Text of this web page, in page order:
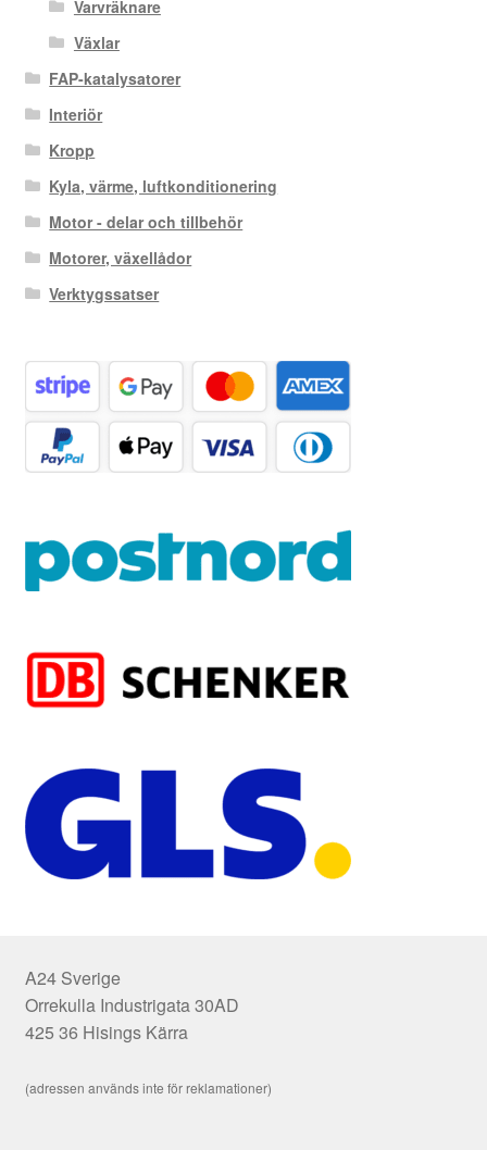
Varvräknare
Växlar
FAP-katalysatorer
Interiör
Kropp
Kyla, värme, luftkonditionering
Motor - delar och tillbehör
Motorer, växellådor
Verktygssatser
A24 Sverige
Orrekulla Industrigata 30AD
425 36 Hisings Kärra
(adressen används inte för reklamationer)